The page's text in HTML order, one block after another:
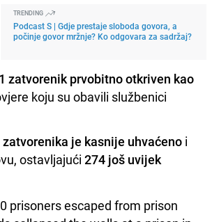
TRENDING
Podcast S | Gdje prestaje sloboda govora, a
počinje govor mržnje? Ko odgovara za sadržaj?
zatvorenik prvobitno otkriven kao
koju su obavili službenici
je kasnije uhvaćeno i
ostavljajući 274 još uvijek
prisoners escaped from prison